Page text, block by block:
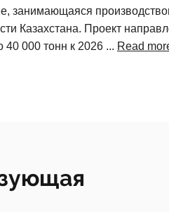
занимающаяся
Казахстана. Проект
000 тонн к 2026 ... Read